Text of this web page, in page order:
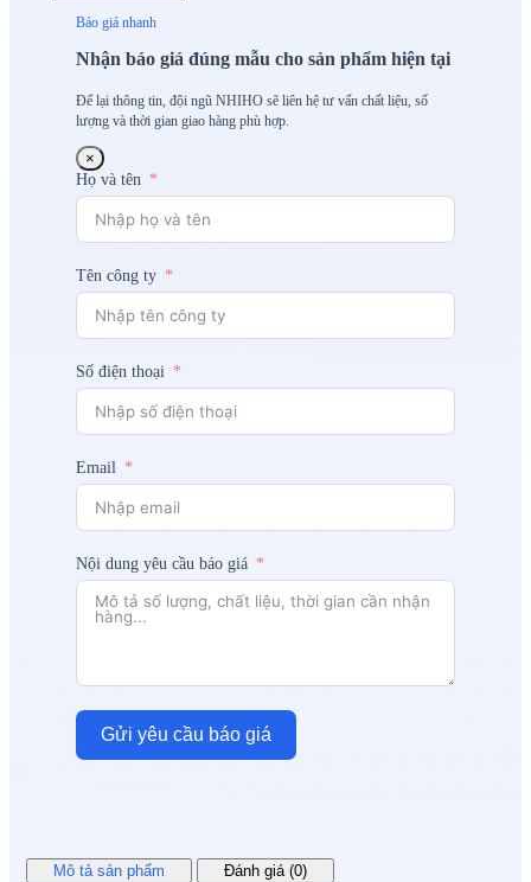
Báo giá nhanh
Nhận báo giá đúng mẫu cho sản phẩm hiện tại
Để lại thông tin, đội ngũ NHIHO sẽ liên hệ tư vấn chất liệu, số
lượng và thời gian giao hàng phù hợp.
×
Họ và tên
Tên công ty
Số điện thoại
Email
Nội dung yêu cầu báo giá
Gửi yêu cầu báo giá
Mô tả sản phẩm
Đánh giá (0)